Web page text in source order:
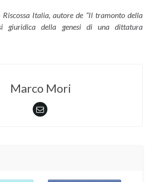
Italia, autore de “Il tramonto della
giuridica della genesi di una dittatura
Marco Mori